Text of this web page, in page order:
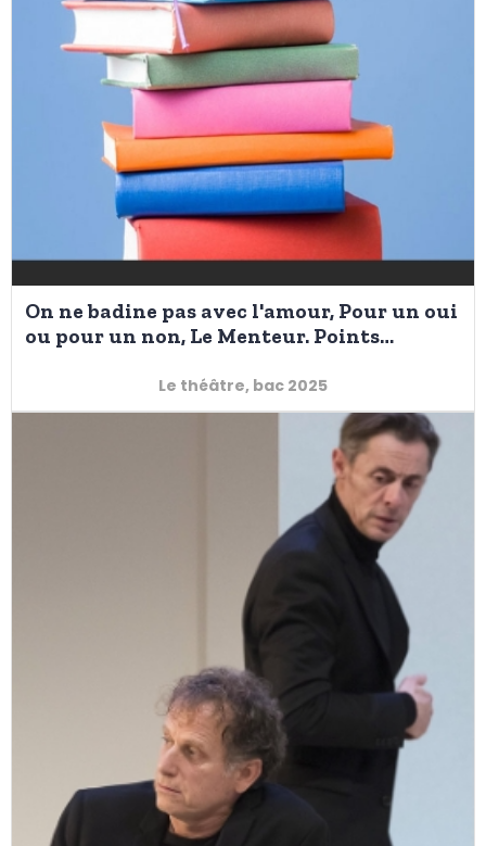
On ne badine pas avec l'amour, Pour un oui
ou pour un non, Le Menteur. Points
Le théâtre, bac 2025